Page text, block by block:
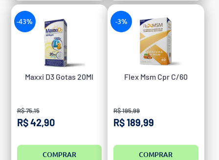
-43%
Maxxi D3 Gotas 20Ml
R$ 75,15
R$ 42,90
COMPRAR
-3%
Flex Msm Cpr C/60
R$ 195,99
R$ 189,99
COMPRAR